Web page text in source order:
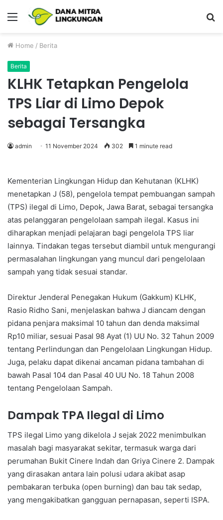
Menu
Home / Berita
Berita
KLHK Tetapkan Pengelola
TPS Liar di Limo Depok
sebagai Tersangka
admin 11 November 2024 302 1 minute read
Kementerian Lingkungan Hidup dan Kehutanan (KLHK)
menetapkan J (58), pengelola tempat pembuangan sampah
(TPS) ilegal di Limo, Depok, Jawa Barat, sebagai tersangka
atas pelanggaran pengelolaan sampah ilegal. Kasus ini
diharapkan menjadi pelajaran bagi pengelola TPS liar
lainnya. Tindakan tegas tersebut diambil untuk mengurangi
permasalahan lingkungan yang muncul dari pengelolaan
sampah yang tidak sesuai standar.
Direktur Jenderal Penegakan Hukum (Gakkum) KLHK,
Rasio Ridho Sani, menjelaskan bahwa J diancam dengan
pidana penjara maksimal 10 tahun dan denda maksimal
Rp10 miliar, sesuai Pasal 98 Ayat (1) UU No. 32 Tahun 2009
tentang Perlindungan dan Pengelolaan Lingkungan Hidup.
Juga, pelaku dapat dikenai ancaman pidana tambahan di
bawah Pasal 104 dan Pasal 40 UU No. 18 Tahun 2008
tentang Pengelolaan Sampah.
Dampak TPA Ilegal di Limo
TPS ilegal Limo yang dikelola J sejak 2022 menimbulkan
masalah bagi masyarakat sekitar, termasuk warga dari
perumahan Bukit Cinere Indah dan Griya Cinere 2. Dampak
yang dirasakan antara lain polusi udara akibat asap
pembakaran terbuka (open burning) dan bau tak sedap,
yang mengakibatkan gangguan pernapasan, seperti ISPA.